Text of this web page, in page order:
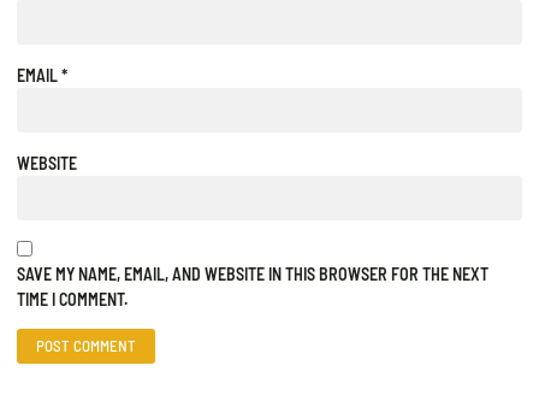
EMAIL*
WEBSITE
SAVE MY NAME, EMAIL, AND WEBSITE IN THIS BROWSER FOR THE NEXT
TIME I COMMENT.